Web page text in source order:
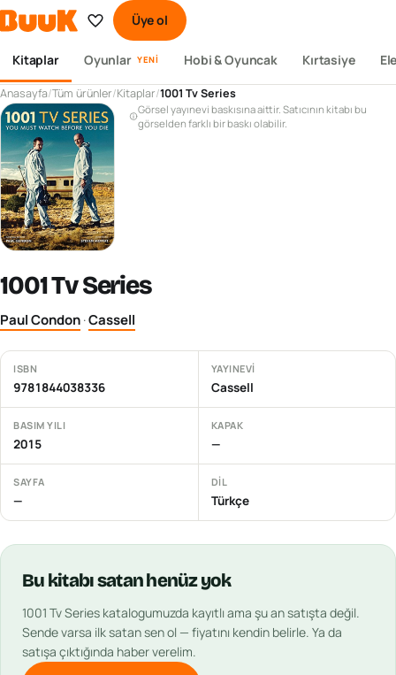
Üye ol
Kitaplar Oyunlar YENI Hobi & Oyuncak Kırtasiye
Anasayfa/Tüm ürünler/Kitaplar/1001 Tv Series
Görsel yayınevi baskısına aittir. Satıcının kitabı bu
görselden farklı bir baskı olabilir.
1001 Tv Series
Paul Condon·Cassell
ISBN
9781844038336
YAYINEVI
Cassell
BASIM YILI
2015
KAPAK
—
SAYFA
—
DIL
Türkçe
Bu kitabısatan henüz yok
1001 Tv Series katalogumuzda kayıtlı ama şu an satışta değil.
Sende varsa ilk satan sen ol — fiyatını kendin belirle. Ya da
satışa çıktığında haber verelim.